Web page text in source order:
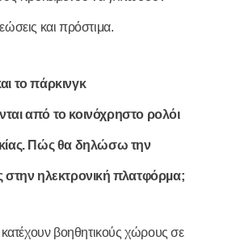
και πρόστιμα.
το πάρκινγκ
από το κοινόχρηστο ρολόι
Πώς θα δηλώσω την
στην ηλεκτρονική πλατφόρµα;
κατέχουν βοηθητικούς χώρους σε